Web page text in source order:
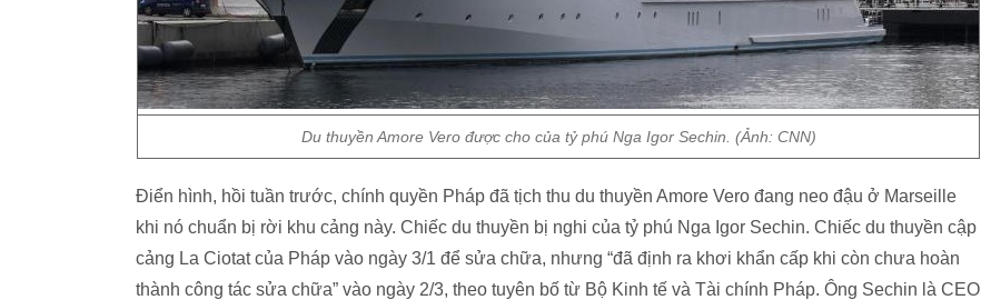
Du thuyền Amore Vero được cho của tỷ phú Nga Igor Sechin. (Ảnh: CNN)
Điển hình, hồi tuần trước, chính quyền Pháp đã tịch thu du thuyền Amore Vero đang neo đậu ở Marseille
khi nó chuẩn bị rời khu cảng này. Chiếc du thuyền bị nghi của tỷ phú Nga Igor Sechin. Chiếc du thuyền cập
cảng La Ciotat của Pháp vào ngày 3/1 để sửa chữa, nhưng “đã định ra khơi khẩn cấp khi còn chưa hoàn
thành công tác sửa chữa” vào ngày 2/3, theo tuyên bố từ Bộ Kinh tế và Tài chính Pháp. Ông Sechin là CEO